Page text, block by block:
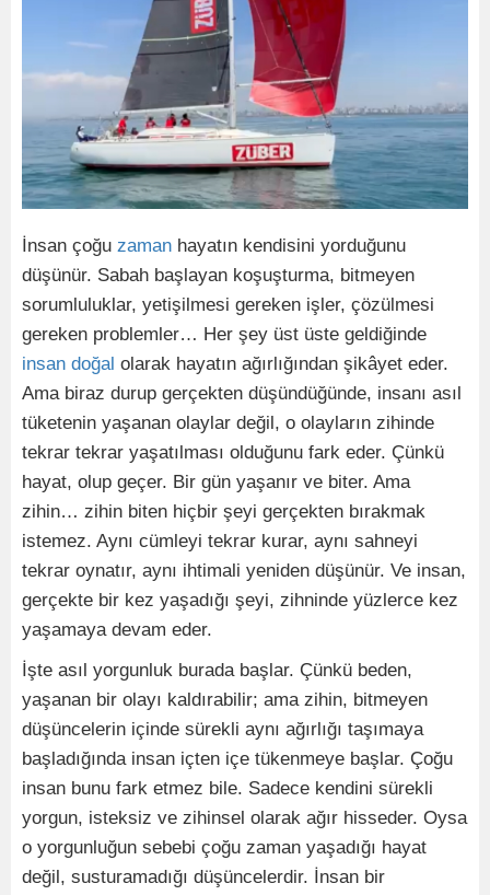
İnsan çoğu zaman hayatın kendisini yorduğunu
düşünür. Sabah başlayan koşuşturma, bitmeyen
sorumluluklar, yetişilmesi gereken işler, çözülmesi
gereken problemler… Her şey üst üste geldiğinde
insan doğal olarak hayatın ağırlığından şikâyet eder.
Ama biraz durup gerçekten düşündüğünde, insanı asıl
tüketenin yaşanan olaylar değil, o olayların zihinde
tekrar tekrar yaşatılması olduğunu fark eder. Çünkü
hayat, olup geçer. Bir gün yaşanır ve biter. Ama
zihin… zihin biten hiçbir şeyi gerçekten bırakmak
istemez. Aynı cümleyi tekrar kurar, aynı sahneyi
tekrar oynatır, aynı ihtimali yeniden düşünür. Ve insan,
gerçekte bir kez yaşadığı şeyi, zihninde yüzlerce kez
yaşamaya devam eder.
İşte asıl yorgunluk burada başlar. Çünkü beden,
yaşanan bir olayı kaldırabilir; ama zihin, bitmeyen
düşüncelerin içinde sürekli aynı ağırlığı taşımaya
başladığında insan içten içe tükenmeye başlar. Çoğu
insan bunu fark etmez bile. Sadece kendini sürekli
yorgun, isteksiz ve zihinsel olarak ağır hisseder. Oysa
o yorgunluğun sebebi çoğu zaman yaşadığı hayat
değil, susturamadığı düşüncelerdir. İnsan bir